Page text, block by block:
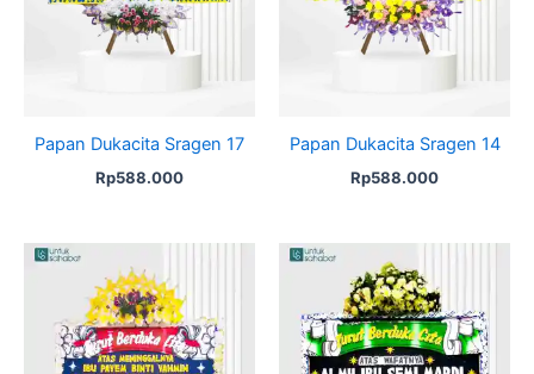
Papan Dukacita Sragen 17
Rp588.000
Papan Dukacita Sragen 14
Rp588.000